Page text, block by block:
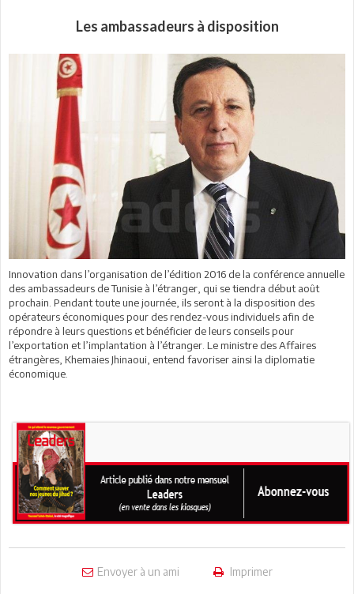
Les ambassadeurs à disposition
Innovation dans l’organisation de l’édition 2016 de la conférence annuelle
des ambassadeurs de Tunisie à l’étranger, qui se tiendra début août
prochain. Pendant toute une journée, ils serontà la disposition des
opérateurs économiques pour des rendez-vous individuels afin de
répondre à leurs questions et bénéficier de leurs conseils pour
l’exportation et l’implantation à l’étranger. Le ministre des Affaires
étrangères, Khemaies Jhinaoui, entend favoriser ainsi la diplomatie
économique.
Envoyer à un ami Imprimer